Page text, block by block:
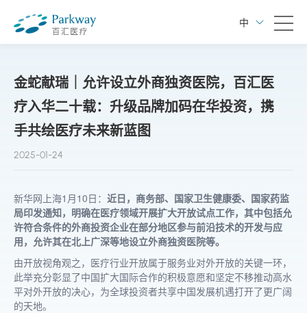
中
金蛇献瑞｜允许设立外商独资医院，百汇医
疗入华二十载：升级品牌加码在华投资，携
手共绘医疗未来新蓝图
2025-01-24
新华网上海1月10日： 近日，商务部、国家卫生健康委、国家药监
局印发通知，明确在医疗领域开展扩大开放试点工作，其中包括允
许符合条件的外商投资企业在部分地区参与前沿技术的开发与应
用，允许其在北上广深等地设立外商独资医院等。
由开放视角观之，医疗行业开放属于服务业对外开放的关键一环，
此举充分彰显了中国扩大国际合作的积极意愿和坚定不移推动高水
平对外开放的决心，为全球投资者共享中国发展机遇打开了更广阔
的天地。